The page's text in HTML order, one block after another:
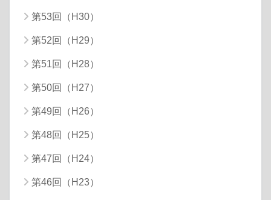
第53回（H30）
第52回（H29）
第51回（H28）
第50回（H27）
第49回（H26）
第48回（H25）
第47回（H24）
第46回（H23）